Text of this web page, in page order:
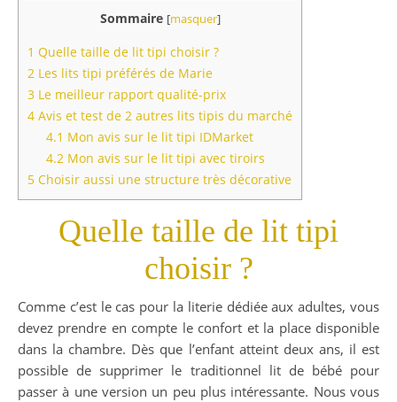
Sommaire [masquer]
1 Quelle taille de lit tipi choisir ?
2 Les lits tipi préférés de Marie
3 Le meilleur rapport qualité-prix
4 Avis et test de 2 autres lits tipis du marché
4.1 Mon avis sur le lit tipi IDMarket
4.2 Mon avis sur le lit tipi avec tiroirs
5 Choisir aussi une structure très décorative
Quelle taille de lit tipi
choisir ?
Comme c’est le cas pour la literie dédiée aux adultes, vous
devez prendre en compte le confort et la place disponible
dans la chambre. Dès que l’enfant atteint deux ans, il est
possible de supprimer le traditionnel lit de bébé pour
passer à une version un peu plus intéressante. Nous vous